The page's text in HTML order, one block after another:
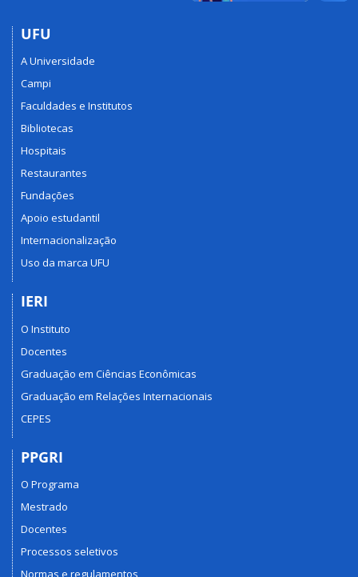
UFU
A Universidade
Campi
Faculdades e Institutos
Bibliotecas
Hospitais
Restaurantes
Fundações
Apoio estudantil
Internacionalização
Uso da marca UFU
IERI
O Instituto
Docentes
Graduação em Ciências Econômicas
Graduação em Relações Internacionais
CEPES
PPGRI
O Programa
Mestrado
Docentes
Processos seletivos
Normas e regulamentos